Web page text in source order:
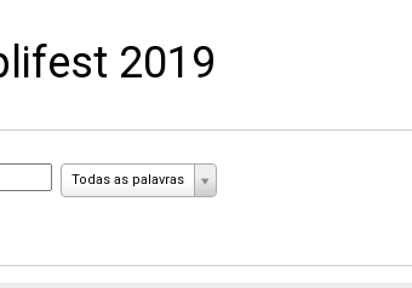
2019
Todas as palavras